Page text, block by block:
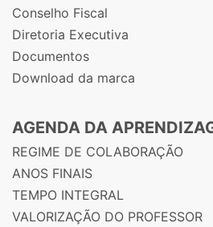
Conselho Fiscal
Diretoria Executiva
Documentos
Download da marca
AGENDA DA
REGIME DE COLABORAÇÃO
ANOS FINAIS
TEMPO INTEGRAL
VALORIZAÇÃO DO PROFESSOR